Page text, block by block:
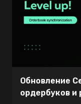
Обновление
ордербуков и